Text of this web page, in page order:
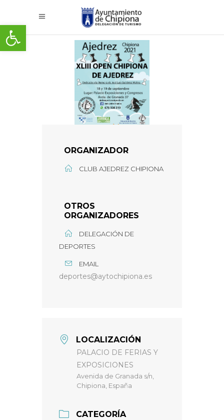
Abrir barra de herramientas
ORGANIZADOR
CLUB AJEDREZ CHIPIONA
OTROS
ORGANIZADORES
DELEGACIÓN DE
DEPORTES
EMAIL
deportes@aytochipiona.es
LOCALIZACIÓN
PALACIO DE FERIAS Y
EXPOSICIONES
Avenida de Granada s/n,
Chipiona, España
CATEGORÍA